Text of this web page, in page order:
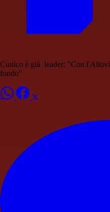
Cunico è già leader: "Con
fondo"